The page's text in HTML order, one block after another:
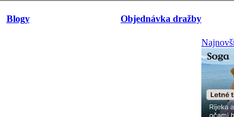
Blogy Objednávka dražby